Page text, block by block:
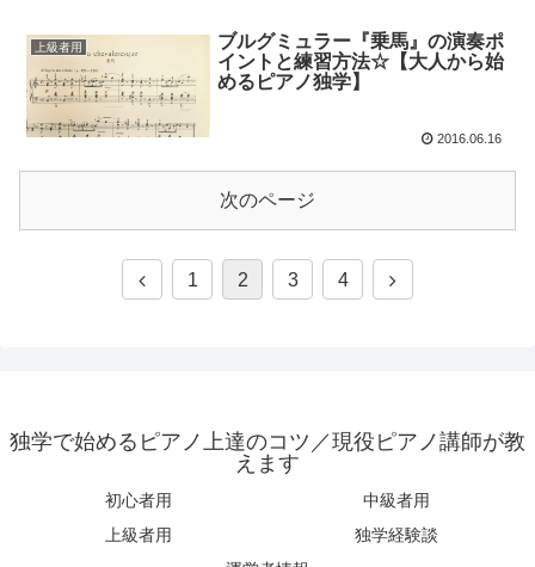
上級者用
ブルグミュラー『乗馬』の演奏ポ
イントと練習方法☆【大人から始
めるピアノ独学】
2016.06.16
次のページ
1 2 3 4
独学で始めるピアノ上達のコツ／現役ピアノ講師が教
えます
初心者用
中級者用
上級者用
独学経験談